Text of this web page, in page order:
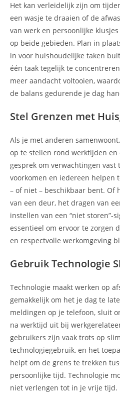
Het kan verleidelijk zijn om
een wasje te draaien of de
van werk en persoonlijke
op beide gebieden. Plan in
in voor huishoudelijke taken
één taak tegelijk te
meer aandacht voltooien,
de balans gedurende je dag
Stel Grenzen met
Als je met anderen
op te stellen rond werktijden
gesprek om verwachtingen
voorkomen en iedereen helpen
– of niet – beschikbaar bent. Of
van een deur, het dragen van
instellen van een “niet storen”-
essentieel om ervoor te zorgen
en respectvolle werkomgeving
Gebruik Technologie
Technologie maakt werken op
gemakkelijk om het je dag te
meldingen op je telefoon, sluit
na werktijd uit bij
gebruikers zijn vaak trots op
technologiegebruik, en het
helpt om de grens te trekken
persoonlijke tijd. Technologie
niet verlengen tot in je vrije tijd.